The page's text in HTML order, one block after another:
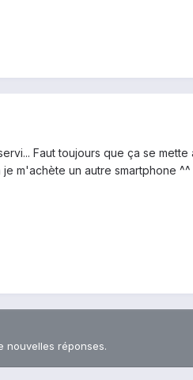
Faut toujours que ça se
m'achète un autre smartphone ^^
nouvelles réponses.